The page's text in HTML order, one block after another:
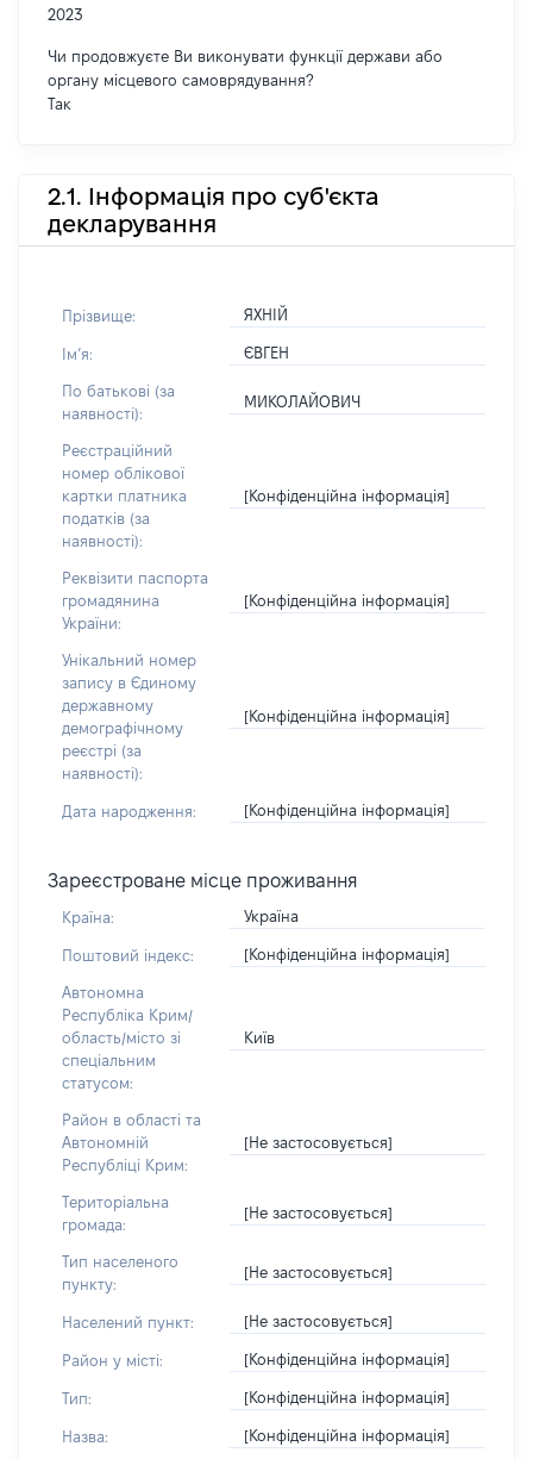
2023
Чи продовжуєте Ви виконувати функції держави або
органу місцевого самоврядування?
Так
2.1. Інформація про суб'єкта
декларування
Прізвище: ЯХНІЙ
Імʼя: ЄВГЕН
По батькові (за
наявності):
МИКОЛАЙОВИЧ
Реєстраційний
номер облікової
картки платника
податків (за
наявності):
[Конфіденційна інформація]
Реквізити паспорта
громадянина
України:
[Конфіденційна інформація]
Унікальний номер
запису в Єдиному
державному
демографічному
реєстрі (за
наявності):
[Конфіденційна інформація]
Дата народження: [Конфіденційна інформація]
Зареєстроване місце проживання
Країна: Україна
Поштовий індекс: [Конфіденційна інформація]
Автономна
Республіка Крим/
область/місто зі
спеціальним
статусом:
Київ
Район в області та
Автономній
Республіці Крим:
[Не застосовується]
Територіальна
громада:
[Не застосовується]
Тип населеного
пункту:
[Не застосовується]
Населений пункт: [Не застосовується]
Район у місті: [Конфіденційна інформація]
Тип: [Конфіденційна інформація]
Назва: [Конфіденційна інформація]